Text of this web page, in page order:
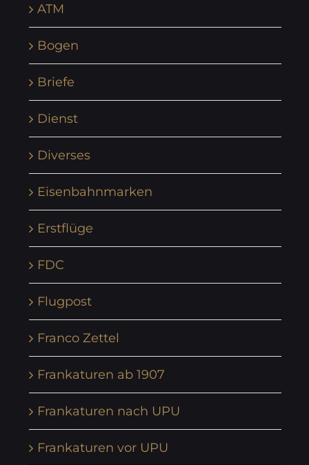
ATM
Bogen
Briefe
Dienst
Diverses
Eisenbahnmarken
Erstflüge
FDC
Flugpost
Franco Zettel
Frankaturen ab 1907
Frankaturen nach UPU
Frankaturen vor UPU